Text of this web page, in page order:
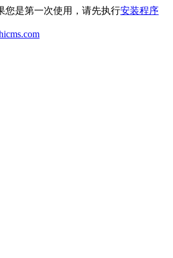
您是第一次使用，请先执行安装程序